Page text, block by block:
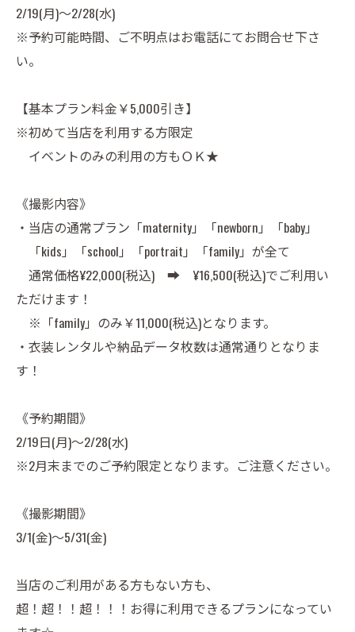
2/19(月)～2/28(水)
※予約可能時間、ご不明点はお電話にてお問合せ下さ
い。
【基本プラン料金￥5,000引き】
※初めて当店を利用する方限定
イベントのみの利用の方もＯＫ★
《撮影内容》
・当店の通常プラン「maternity」「newborn」「baby」
「kids」「school」「portrait」「family」が全て
通常価格¥22,000(税込) ➡ ¥16,500(税込)でご利用い
ただけます！
※「family」のみ￥11,000(税込)となります。
・衣装レンタルや納品データ枚数は通常通りとなりま
す！
《予約期間》
2/19日(月)～2/28(水)
※2月末までのご予約限定となります。ご注意ください。
《撮影期間》
3/1(金)～5/31(金)
当店のご利用がある方もない方も、
超！超！！超！！！お得に利用できるプランになってい